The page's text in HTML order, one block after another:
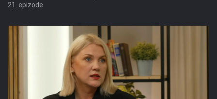
21. epizode